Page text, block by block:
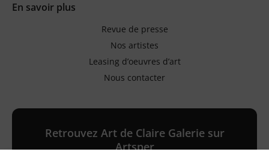
En savoir plus
Revue de presse
Nos artistes
Leasing d’oeuvres d’art
Nous contacter
Retrouvez Art de Claire Galerie sur
Artsper